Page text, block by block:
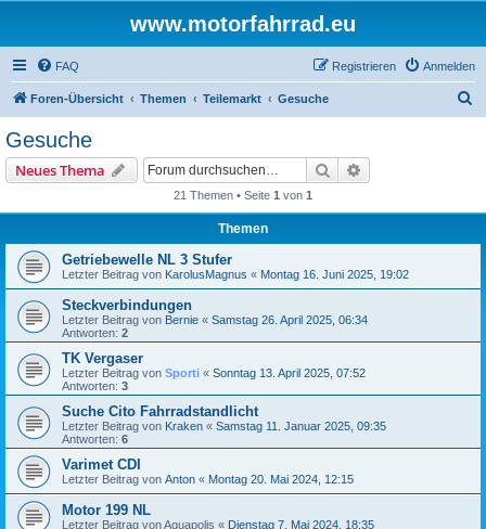
www.motorfahrrad.eu
FAQ Anmelden
Registrieren
Foren-Übersicht Themen Teilemarkt Gesuche
Gesuche
Neues Thema Suche
21 Themen • Seite 1 von 1
Themen
Getriebewelle NL 3 Stufer
Letzter Beitrag von KarolusMagnus « Montag 16. Juni 2025, 19:02
Steckverbindungen
Letzter Beitrag von Bernie « Samstag 26. April 2025, 06:34
Antworten: 2
TK Vergaser
Letzter Beitrag von Sporti « Sonntag 13. April 2025, 07:52
Antworten: 3
Suche Cito Fahrradstandlicht
Letzter Beitrag von Kraken « Samstag 11. Januar 2025, 09:35
Antworten: 6
Varimet CDI
Letzter Beitrag von Anton « Montag 20. Mai 2024, 12:15
Motor 199 NL
Letzter Beitrag vonAquapolis « Dienstag 7. Mai 2024, 18:35